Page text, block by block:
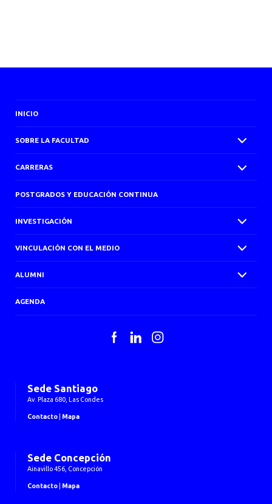
INICIO
SOBRE LA FACULTAD
CARRERAS
POSTGRADOS Y EDUCACIÓN CONTINUA
INVESTIGACIÓN
VINCULACIÓN CON EL MEDIO
ALUMNI
AGENDA
FacebookLinkedInInstagram
Sede Santiago
Av. Plaza 680, Las Condes
Contacto Mapa
Sede Concepción
Ainavillo 456, Concepción
Contacto Mapa